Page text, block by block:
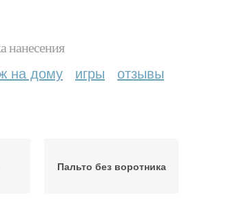
нанесения
на дому игры отзывы
Пальто без воротника